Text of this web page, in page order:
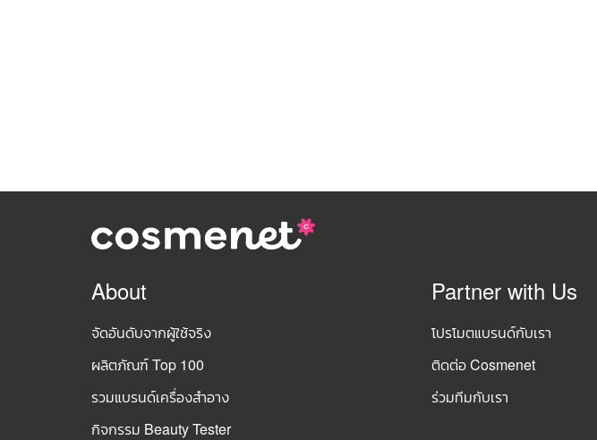
About
จัดอันดับจากผู้ใช้จริง
ผลิตภัณฑ์ Top 100
รวมแบรนด์เครื่องสำอาง
กิจกรรม Beauty Tester
Partner with Us
โปรโมตแบรนด์กับเรา
ติดต่อ Cosmenet
ร่วมทีมกับเรา